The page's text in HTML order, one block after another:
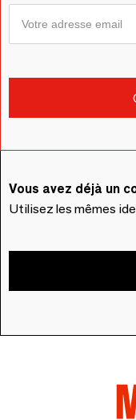
Vous avez déjà un
Utilisez les mêmes